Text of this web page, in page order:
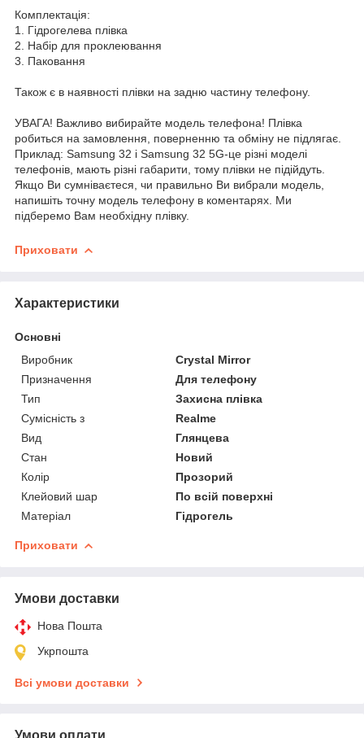
Комплектація:
1. Гідрогелева плівка
2. Набір для проклеювання
3. Паковання
Також є в наявності плівки на задню частину телефону.
УВАГА! Важливо вибирайте модель телефона! Плівка
робиться на замовлення, поверненню та обміну не підлягає.
Приклад: Samsung 32 і Samsung 32 5G-це різні моделі
телефонів, мають різні габарити, тому плівки не підійдуть.
Якщо Ви сумніваєтеся, чи правильно Ви вибрали модель,
напишіть точну модель телефону в коментарях. Ми
підберемо Вам необхідну плівку.
Приховати
Характеристики
Основні
Виробник
Crystal Mirror
Призначення
Для телефону
Тип
Захисна плівка
Сумісність з
Realme
Вид
Глянцева
Стан
Новий
Колір
Прозорий
Клейовий шар
По всій поверхні
Матеріал
Гідрогель
Приховати
Умови доставки
Нова Пошта
Укрпошта
Всі умови доставки
Умови оплати